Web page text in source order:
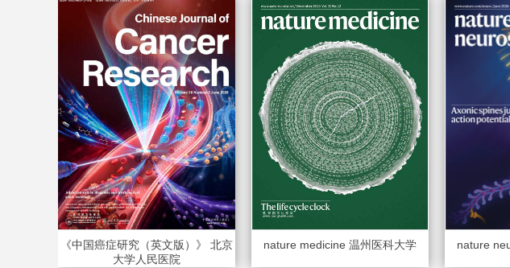
《中国癌症研究（英文版）》 北京
大学人民医院
nature medicine 温州医科大学 nature